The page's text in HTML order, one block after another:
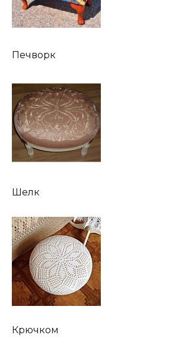
Печворк
Шелк
Крючком